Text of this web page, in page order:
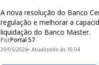
A nova resolução do Banco
regulação e melhorar a
liquidação do Banco Master.
PorPortal 57
29/05/2026 Atualizado às 10:04